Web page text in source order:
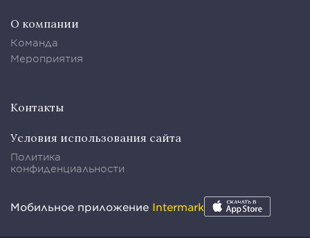
О компании
Команда
Мероприятия
Контакты
Условия использования сайта
Политика
конфиденциальности
Мобильное приложение Intermark